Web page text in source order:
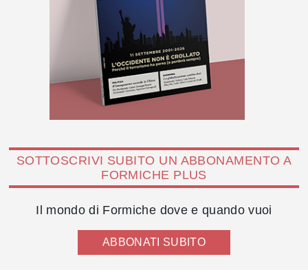
SOTTOSCRIVI SUBITO UN ABBONAMENTO A
FORMICHE PLUS
Il mondo di Formiche dove e quando vuoi
ABBONATI SUBITO